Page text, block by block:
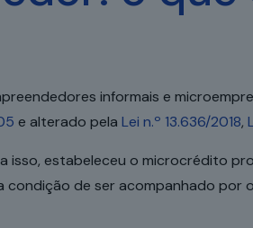
informais e
e alterado pelaLei n.º 13.636/2018,
estabeleceu o microcrédito
de ser acompanhado por